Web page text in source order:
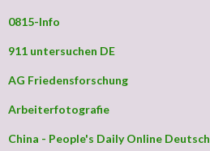
0815-Info
911 untersuchen DE
AG Friedensforschung
Arbeiterfotografie
China - People's Daily Online Deutsch